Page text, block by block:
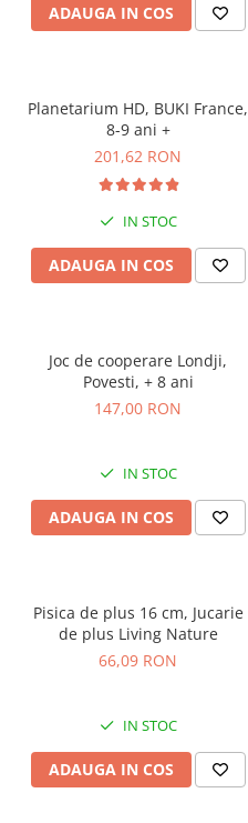
ADAUGA IN COS
Planetarium HD, BUKI France,
8-9 ani +
201,62 RON
IN STOC
ADAUGA IN COS
Joc de cooperare Londji,
Povesti, + 8 ani
147,00 RON
IN STOC
ADAUGA IN COS
Pisica de plus 16 cm, Jucarie
de plus Living Nature
66,09 RON
IN STOC
ADAUGA IN COS